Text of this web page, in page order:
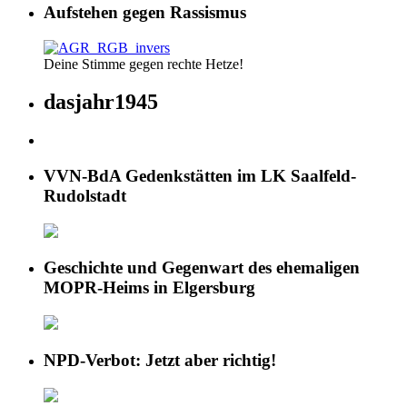
Aufstehen gegen Rassismus
Deine Stimme gegen rechte Hetze!
dasjahr1945
VVN-BdA Gedenkstätten im LK Saalfeld-
Rudolstadt
Geschichte und Gegenwart des ehemaligen
MOPR-Heims in Elgersburg
NPD-Verbot: Jetzt aber richtig!